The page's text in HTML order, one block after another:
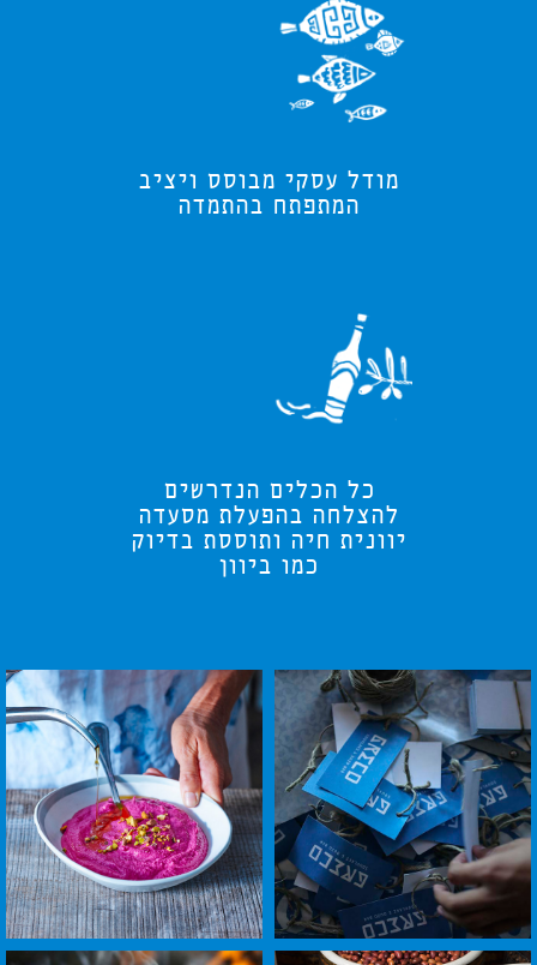
מודל עסקי מבוסס ויציב
המתפתח בהתמדה
כל הכלים הנדרשים
להצלחה בהפעלת מסעדה
יוונית חיה ותוססת בדיוק
כמו ביוון
לפתיחת
התמונה
בגדול
-
+
לפתיחת
התמונה
בגדול
-
+